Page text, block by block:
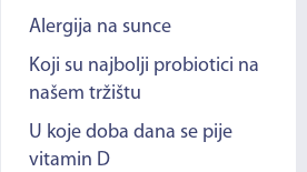
Alergija na sunce
Koji su najbolji probiotici na
našem tržištu
U koje doba dana se pije
vitamin D